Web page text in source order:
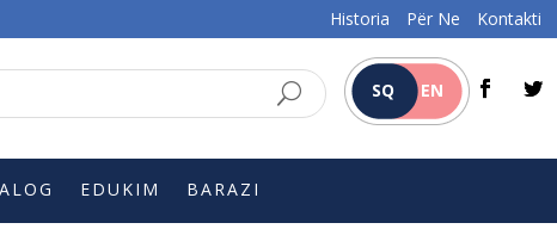
Historia Për Ne Kontakti
SQ EN
EDUKIM BARAZI